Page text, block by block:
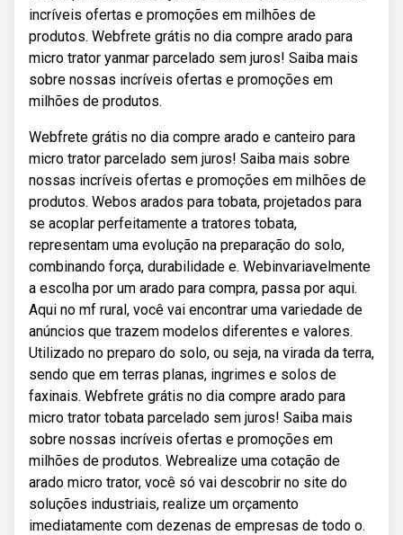
incríveis ofertas e promoções em milhões de
produtos. Webfrete grátis no dia compre arado para
micro trator yanmar parcelado sem juros! Saiba mais
sobre nossas incríveis ofertas e promoções em
milhões de produtos.
Webfrete grátis no dia compre arado e canteiro para
micro trator parcelado sem juros! Saiba mais sobre
nossas incríveis ofertas e promoções em milhões de
produtos. Webos arados para tobata, projetados para
se acoplar perfeitamente a tratores tobata,
representam uma evolução na preparação do solo,
combinando força, durabilidade e. Webinvariavelmente
a escolha por um arado para compra, passa por aqui.
Aqui no mf rural, você vai encontrar uma variedade de
anúncios que trazem modelos diferentes e valores.
Utilizado no preparo do solo, ou seja, na virada da terra,
sendo que em terras planas, ingrimes e solos de
faxinais. Webfrete grátis no dia compre arado para
micro trator tobata parcelado sem juros! Saiba mais
sobre nossas incríveis ofertas e promoções em
milhões de produtos. Webrealize uma cotação de
arado micro trator, você só vai descobrir no site do
soluções industriais, realize um orçamento
imediatamente com dezenas de empresas de todo o.